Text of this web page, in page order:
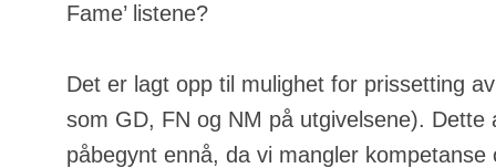
Fame’ listene?
Det er lagt opp til mulighet for prissetting
som GD, FN og NM på utgivelsene). Dette
påbegynt ennå, da vi mangler